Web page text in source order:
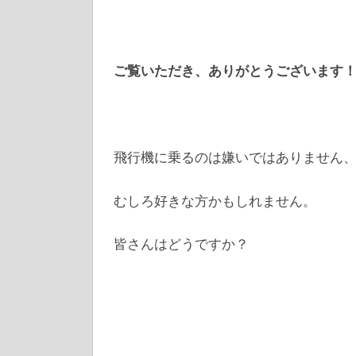
ご覧いただき、ありがとうございます！
飛行機に乗るのは嫌いではありません、
むしろ好きな方かもしれません。
皆さんはどうですか？